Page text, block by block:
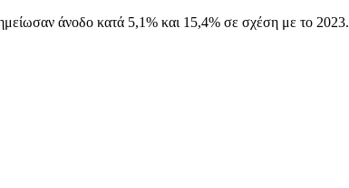
άνοδο κατά 5,1% και 15,4% σε σχέση με το 2023.